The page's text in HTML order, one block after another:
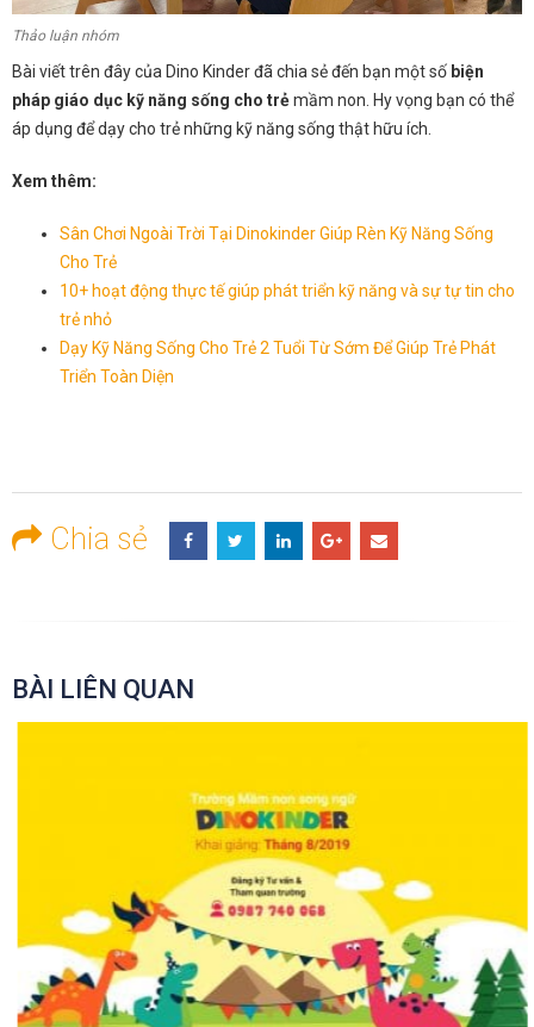
Thảo luận nhóm
Bài viết trên đây của Dino Kinder đã chia sẻ đến bạn một số biện
pháp giáo dục kỹ năng sống cho trẻmầm non. Hy vọng bạn có thể
áp dụng để dạy cho trẻ những kỹ năng sống thật hữu ích.
Xem thêm:
Sân Chơi Ngoài Trời Tại Dinokinder Giúp Rèn Kỹ Năng Sống
Cho Trẻ
10+ hoạt động thực tế giúp phát triển kỹ năng và sự tự tin cho
trẻ nhỏ
Dạy Kỹ Năng Sống Cho Trẻ 2 Tuổi Từ Sớm Để Giúp Trẻ Phát
Triển Toàn Diện
Chia sẻ
BÀI LIÊN QUAN